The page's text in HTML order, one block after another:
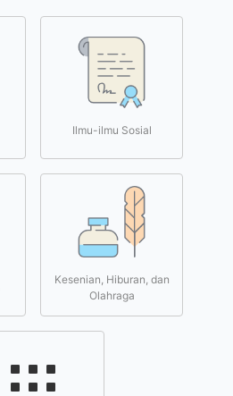
Ilmu-ilmu Sosial
Kesenian, Hiburan, dan
Olahraga